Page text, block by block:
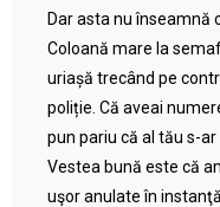
Dar asta nu înseamnă
Coloană mare la
uriașă trecând pe
poliție. Că aveai
pun pariu că al tău s-
Vestea bună este că
uşor anulate în